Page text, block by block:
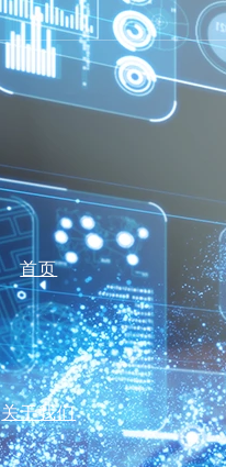
首页
关于我们